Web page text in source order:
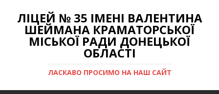
ЛІЦЕЙ № 35 ІМЕНІ ВАЛЕНТИНА
ШЕЙМАНА КРАМАТОРСЬКОЇ
МІСЬКОЇ РАДИ ДОНЕЦЬКОЇ
ОБЛАСТІ
ЛАСКАВО ПРОСИМО НА НАШ САЙТ